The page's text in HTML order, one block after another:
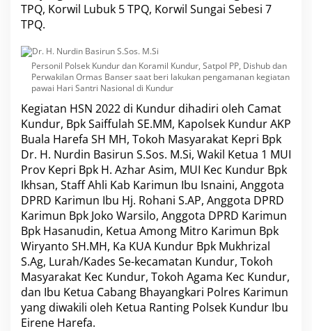
a
a
n
P
a
w
a
i
H
S
N
2
0
2
2
D
K
e
c
a
m
TPQ, Korwil Lubuk 5 TPQ, Korwil Sungai Sebesi 7
TPQ.
Personil Polsek Kundur dan Koramil Kundur, Satpol PP, Dishub dan
Perwakilan Ormas Banser saat beri lakukan pengamanan kegiatan
pawai Hari Santri Nasional di Kundur
Kegiatan HSN 2022 di Kundurdihadiri oleh Camat
Kundur, Bpk Saiffulah SE.MM, Kapolsek KundurAKP
Buala Harefa SH MH, Tokoh Masyarakat Kepri Bpk
Dr. H. Nurdin Basirun S.Sos. M.Si, Wakil Ketua 1 MUI
Prov Kepri Bpk H. Azhar Asim, MUI Kec Kundur Bpk
Ikhsan, Staff Ahli Kab Karimun Ibu Isnaini, Anggota
DPRD Karimun Ibu Hj. Rohani S.AP, Anggota DPRD
Karimun Bpk Joko Warsilo, Anggota DPRD Karimun
Bpk Hasanudin, Ketua Among Mitro Karimun Bpk
Wiryanto SH.MH, Ka KUA Kundur Bpk Mukhrizal
S.Ag, Lurah/Kades Se-kecamatan Kundur, Tokoh
Masyarakat Kec Kundur, Tokoh Agama Kec Kundur,
dan Ibu Ketua Cabang Bhayangkari Polres Karimun
yang diwakili oleh Ketua Ranting Polsek Kundur Ibu
Eirene Harefa.